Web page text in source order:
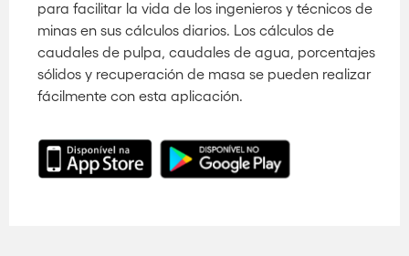
para facilitar la vida de los ingenieros y técnicos de
minas en sus cálculos diarios. Los cálculos de
caudales de pulpa, caudales de agua, porcentajes
sólidos y recuperación de masa se pueden realizar
fácilmente con esta aplicación.